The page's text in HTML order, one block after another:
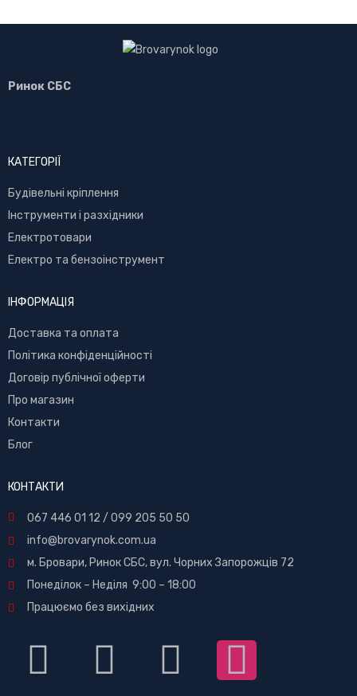
Ринок СБС
КАТЕГОРІЇ
Будівельні кріплення
Інструменти і разхідники
Електротовари
Електро та бензоінструмент
ІНФОРМАЦІЯ
Доставка та оплата
Політика конфіденційності
Договір публічної оферти
Про магазин
Контакти
Блог
КОНТАКТИ
067 446 01 12 / 099 205 50 50
info@brovarynok.com.ua
м. Бровари, Ринок СБС, вул. Чорних Запорожців 72
Понеділок – Неділя 9:00 – 18:00
Працюємо без вихідних